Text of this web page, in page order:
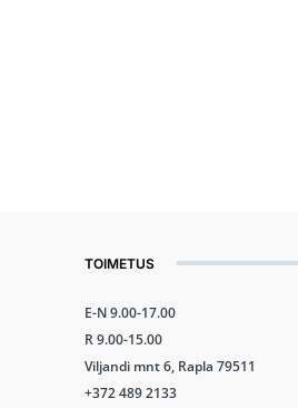
TOIMETUS
E-N 9.00-17.00
R 9.00-15.00
Viljandi mnt 6, Rapla 79511
+372 489 2133